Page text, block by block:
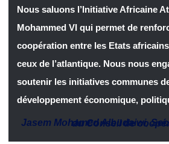
Nous saluons l’Initiative Africaine
Mohammed VI qui permet de
coopération entre les Etats
ceux de l’atlantique. Nous nous
soutenir les initiatives communes
développement économique,
Jasem Mohamed Albudaiwi,
Secrétaire général du Conseil